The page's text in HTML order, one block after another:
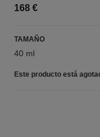
168 €
TAMAÑO
40 ml
Este producto está